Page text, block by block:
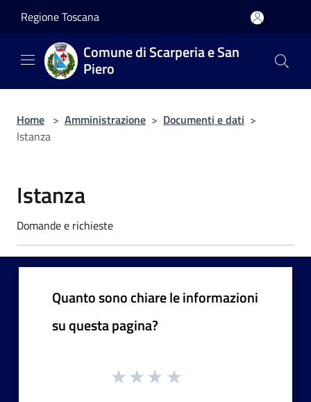
Regione Toscana
Comune di Scarperia e San
Piero
Home > Amministrazione > Documenti e dati >
Istanza
Istanza
Domande e richieste
Quanto sono chiare le informazioni
su questa pagina?